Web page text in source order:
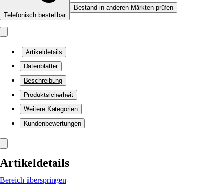
Telefonisch bestellbar
Bestand in anderen Märkten prüfen
Artikeldetails
Datenblätter
Beschreibung
Produktsicherheit
Weitere Kategorien
Kundenbewertungen
Artikeldetails
Bereich überspringen